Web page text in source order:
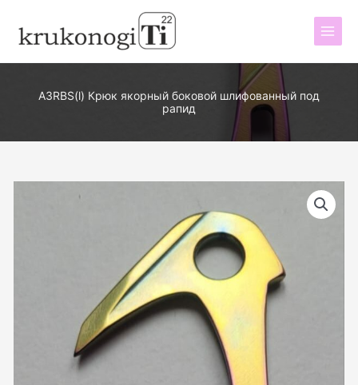
содержимому
A3RBS(l) Крюк якорный боковой шлифованный под
рапид